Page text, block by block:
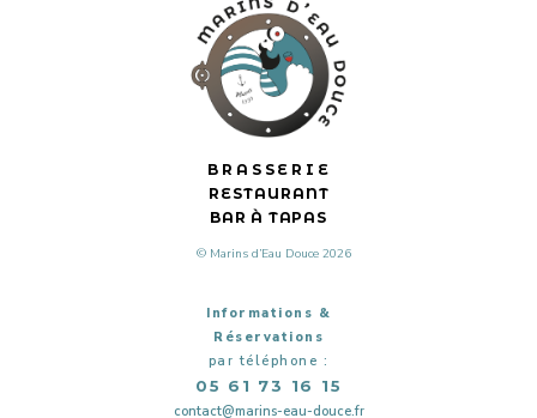
BRASSERIE
RESTAURANT
BAR À TAPAS
© Marins d’Eau Douce 2026
Informations &
Réservations
par téléphone :
05 61 73 16 15
contact@marins-eau-douce.fr